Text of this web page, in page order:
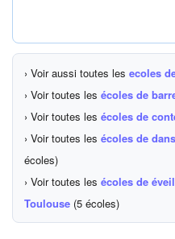
› Voir aussi toutes les ecoles
› Voir toutes les écoles de
› Voir toutes les écoles de
› Voir toutes les écoles de
écoles)
› Voir toutes les écoles de
Toulouse (5 écoles)